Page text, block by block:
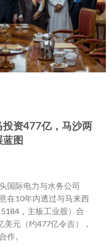
资477亿，马沙两
蓝图
国际电力与水务公司
在10年内透过与马来西
，主板工业股）合
元（约477亿令吉），
作。